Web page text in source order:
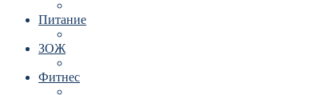
Питание
ЗОЖ
Фитнес